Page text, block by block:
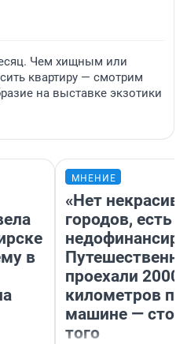
Чем хищным или
квартиру — смотрим
на выставке экзотики
в
МНЕНИЕ
«Нет
городов, есть
проехали 2000
километров по
машине —
того